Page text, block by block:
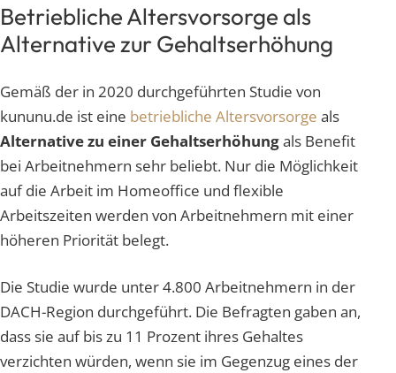
Betriebliche Altersvorsorge als
Alternative zur Gehaltserhöhung
Gemäß der in 2020 durchgeführten Studie von
kununu.de ist eine betriebliche Altersvorsorge als
Alternative zu einer Gehaltserhöhungals Benefit
bei Arbeitnehmern sehr beliebt. Nur die Möglichkeit
auf die Arbeit im Homeoffice und flexible
Arbeitszeiten werden von Arbeitnehmern mit einer
höheren Priorität belegt.
Die Studie wurde unter 4.800 Arbeitnehmern in der
DACH-Region durchgeführt. Die Befragten gaben an,
dass sie auf bis zu 11 Prozent ihres Gehaltes
verzichten würden, wenn sie im Gegenzug eines der